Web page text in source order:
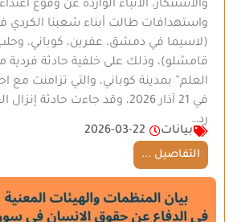
والاستنكار، الأنباء الواردة عن وقوع
واستهدافات طالت أبناء شعبنا الكردي
(لاسيما في دمشق، عفرين، كوباني،
قامشلو)، وذلك على خلفية حادثة فردية
العلم” بمدينة كوباني، والتي تزامنت مع
في 21 آذار 2026، وقد جاءت حادثة
رد…
بيانات
2026-03-22
التفاصيل ...